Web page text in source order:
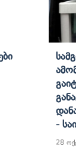
-
28